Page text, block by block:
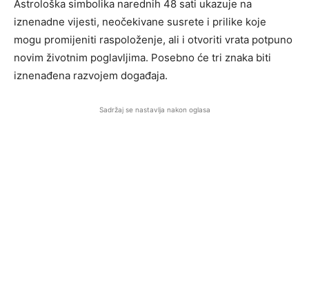
Astrološka simbolika narednih 48 sati ukazuje na
iznenadne vijesti, neočekivane susrete i prilike koje
mogu promijeniti raspoloženje, ali i otvoriti vrata potpuno
novim životnim poglavljima. Posebno će tri znaka biti
iznenađena razvojem događaja.
Sadržaj se nastavlja nakon oglasa